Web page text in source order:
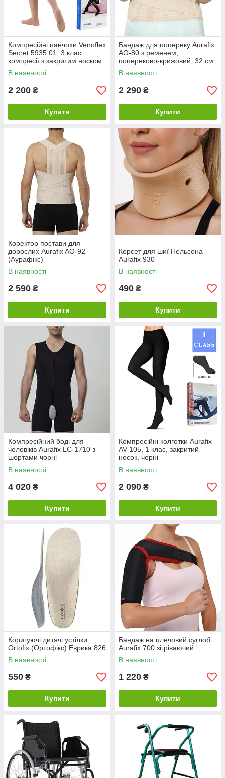
Компресійні панчохи Venoflex
Secret 5935 01, 3 клас
компресії з закритим носком
(Thuasne, Тюан) - золото
В наявності
2 200 ₴
Купити
Бандаж для попереку Aurafix
AO-80 з ременем,
попереково-крижовий, 32 см
В наявності
2 290 ₴
Купити
Коректор постави для
дорослих Aurafix AO-92
(Аурафікс)
В наявності
2 590 ₴
Купити
Корсет для шиї Нельсона
Aurafix 930
В наявності
490 ₴
Купити
Компресійний боді для
чоловіків Aurafix LC-1710 з
шортами чорні
В наявності
4 020 ₴
Купити
Компресійні колготки Aurafix
AV-105, 1 клас, закритий
носок, чорні
В наявності
2 090 ₴
Купити
Коригуючі дитячі устілки
Ortofix (Ортофікс) Еврика 826
В наявності
550 ₴
Купити
Бандаж на плечовий суглоб
Aurafix 700 зігріваючий
В наявності
1 220 ₴
Купити